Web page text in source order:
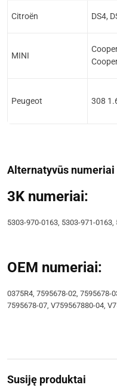
Citroën DS4,
MINI
Peugeot 308
Alternatyvūs numeriai
3K numeriai:
5303-970-0163, 5303-971-
OEM numeriai:
0375R4, 7595678-02, 7595678-
7595678-07, V759567880-04,
Susiję produktai